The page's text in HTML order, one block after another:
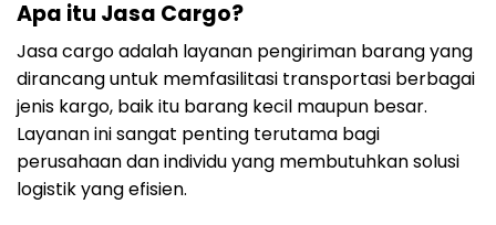
Apa itu Jasa Cargo?
Jasa cargo adalah layanan pengiriman barang yang
dirancang untuk memfasilitasi transportasi berbagai
jenis kargo, baik itu barang kecil maupun besar.
Layanan ini sangat penting terutama bagi
perusahaan dan individu yang membutuhkan solusi
logistik yang efisien.